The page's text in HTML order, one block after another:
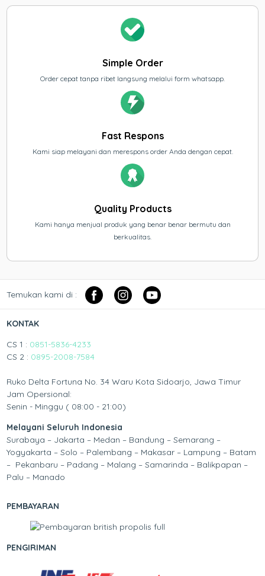
Simple Order
Order cepat tanpa ribet langsung melalui form whatsapp.
Fast Respons
Kami siap melayani dan merespons order Anda dengan cepat.
Quality Products
Kami hanya menjual produk yang benar benar bermutu dan
berkualitas.
Temukan kami di :
KONTAK
CS 1 : 0851-5836-4233
CS 2 : 0895-2008-7584
Ruko Delta Fortuna No. 34 Waru Kota Sidoarjo, Jawa Timur
Jam Opersional:
Senin - Minggu ( 08:00 - 21:00)
Melayani Seluruh Indonesia
Surabaya – Jakarta – Medan – Bandung – Semarang –
Yogyakarta – Solo – Palembang – Makasar – Lampung – Batam
– Pekanbaru – Padang – Malang – Samarinda – Balikpapan –
Palu – Manado
PEMBAYARAN
PENGIRIMAN